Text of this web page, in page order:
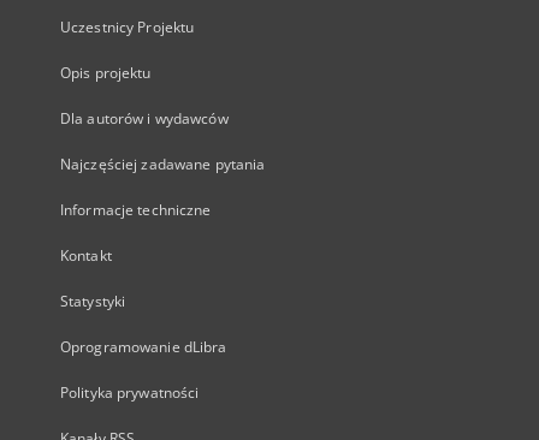
Uczestnicy Projektu
Opis projektu
Dla autorów i wydawców
Najczęściej zadawane pytania
Informacje techniczne
Kontakt
Statystyki
Oprogramowanie dLibra
Polityka prywatności